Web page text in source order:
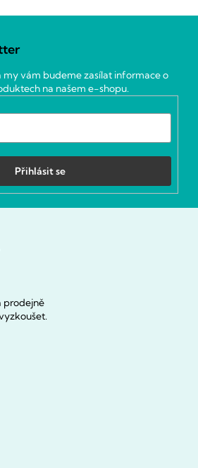
vám budeme zasílat informace o
na našem e-shopu.
Přihlásit se
prodejně